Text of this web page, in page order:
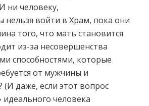
ни человеку,
войти в Храм, пока они
того, что мать становится
из-за несовершенства
способностями, которые
от мужчины и
даже, если этот вопрос
идеального человека